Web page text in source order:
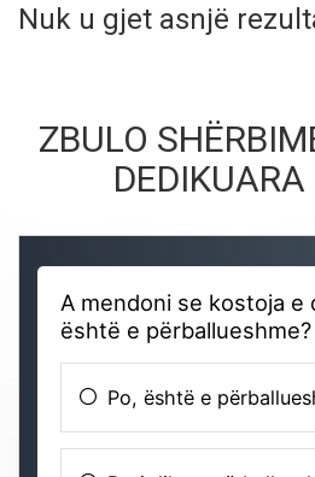
Nuk u gjet asnjë
ZBULO
DEDIKUARA